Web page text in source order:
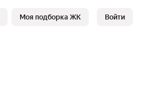
Моя подборка ЖК Войти